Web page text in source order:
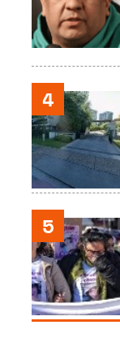
4
5